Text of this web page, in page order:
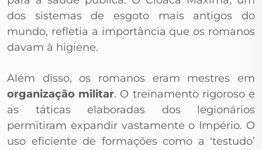
dos sistemas de esgoto mais antigos do
mundo, refletia a importância que os romanos
davam à higiene.
Além disso, os romanos eram mestres em
organização militar. O treinamento rigoroso e
as táticas elaboradas dos legionários
permitiram expandir vastamente o Império. O
uso eficiente de formações como a ‘testudo’